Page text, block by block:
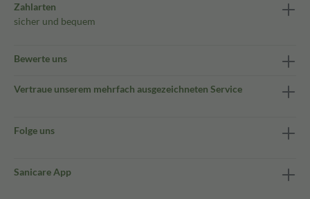
Zahlarten
sicher und bequem
Bewerte uns
Vertraue unserem mehrfach ausgezeichneten Service
Folge uns
Sanicare App